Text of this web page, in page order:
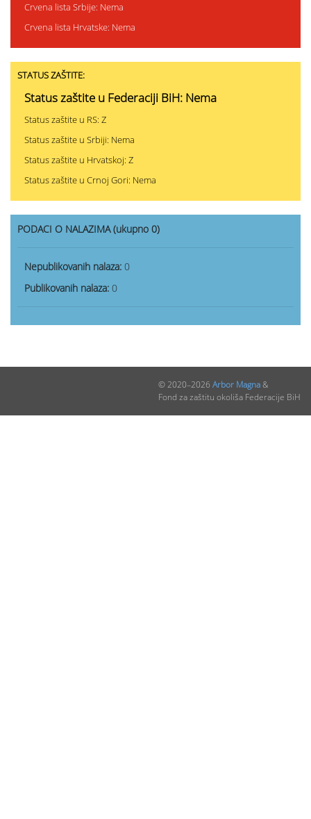
Crvena lista Srbije: Nema
Crvena lista Hrvatske: Nema
STATUS ZAŠTITE:
Status zaštite u Federaciji BiH: Nema
Status zaštite u RS: Z
Status zaštite u Srbiji: Nema
Status zaštite u Hrvatskoj: Z
Status zaštite u Crnoj Gori: Nema
PODACI O NALAZIMA (ukupno 0)
Nepublikovanih nalaza: 0
Publikovanih nalaza: 0
© 2020–2026 Arbor Magna&
Fond za zaštitu okoliša Federacije BiH